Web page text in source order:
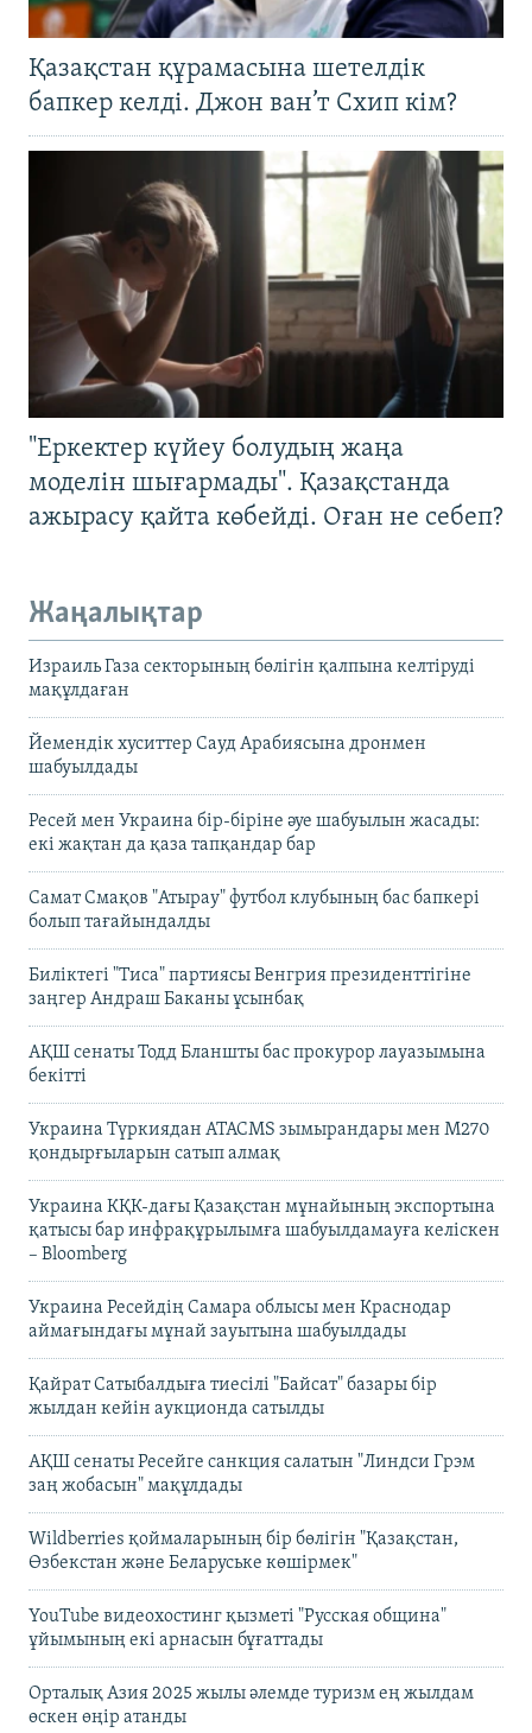
Қазақстан құрамасына шетелдік
бапкер келді. Джон ван’т Схип кім?
"Еркектер күйеу болудың жаңа
моделін шығармады". Қазақстанда
ажырасу қайта көбейді. Оған не себеп?
Жаңалықтар
Израиль Газа секторының бөлігін қалпына келтіруді
мақұлдаған
Йемендік хуситтер Сауд Арабиясына дронмен
шабуылдады
Ресей мен Украина бір-біріне әуе шабуылын жасады:
екі жақтан да қаза тапқандар бар
Самат Смақов "Атырау" футбол клубының бас бапкері
болып тағайындалды
Биліктегі "Тиса" партиясы Венгрия президенттігіне
заңгер Андраш Баканы ұсынбақ
АҚШ сенаты Тодд Бланшты бас прокурор лауазымына
бекітті
Украина Түркиядан ATACMS зымырандары мен M270
қондырғыларын сатып алмақ
Украина КҚК-дағы Қазақстан мұнайының экспортына
қатысы бар инфрақұрылымға шабуылдамауға келіскен
– Bloomberg
Украина Ресейдің Самара облысы мен Краснодар
аймағындағы мұнай зауытына шабуылдады
Қайрат Сатыбалдыға тиесілі "Байсат" базары бір
жылдан кейін аукционда сатылды
АҚШ сенаты Ресейге санкция салатын "Линдси Грэм
заң жобасын" мақұлдады
Wildberries қоймаларының бір бөлігін "Қазақстан,
Өзбекстан және Беларуське көшірмек"
YouTube видеохостинг қызметі "Русская община"
ұйымының екі арнасын бұғаттады
Орталық Азия 2025 жылы әлемде туризм ең жылдам
өскен өңір атанды